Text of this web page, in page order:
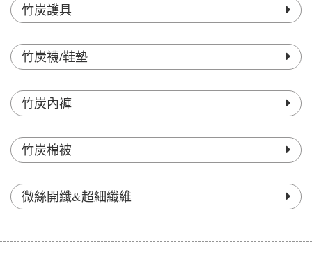
竹炭護具
竹炭襪/鞋墊
竹炭內褲
竹炭棉被
微絲開纖&超細纖維